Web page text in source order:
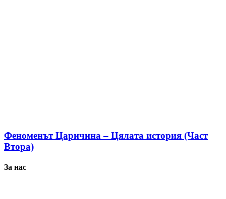
Феноменът Царичина – Цялата история (Част
Втора)
За нас